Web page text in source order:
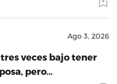
Ago 3, 2026
veces bajo tener
pero…